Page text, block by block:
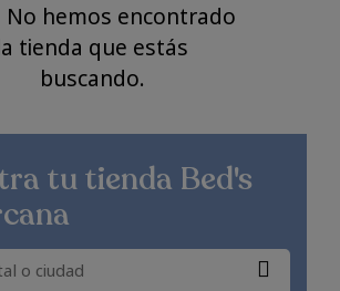
No hemos encontrado
tienda que estás
buscando.
tu tienda Bed's